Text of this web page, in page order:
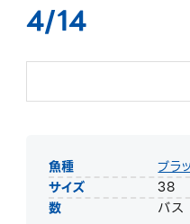
4/14
魚種
ブラ
サイズ
38
数
バ